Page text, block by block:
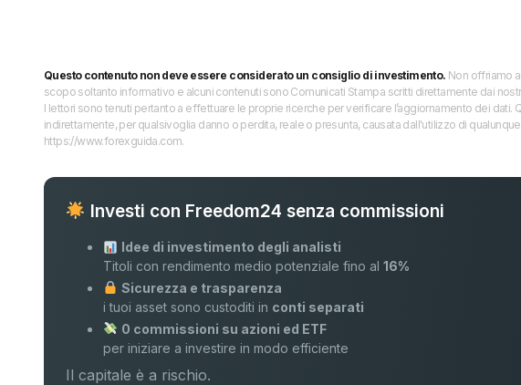
Questo contenuto non deve essere considerato un consiglio di investimento. Non offriamo
scopo soltanto informativo e alcuni contenuti sono Comunicati Stampa scritti direttamente dai
I lettori sono tenuti pertanto a effettuare le proprie ricerche per verificare l’aggiornamento dei
indirettamente, per qualsivoglia danno o perdita, reale o presunta, causata dall'utilizzo di
https://www.forexguida.com.
Investi con Freedom24 senza commissioni
Idee di investimento degli analisti
Titoli con rendimento medio potenziale fino al16%
Sicurezza e trasparenza
i tuoi asset sono custoditi in conti separati
0 commissioni su azioni ed ETF
per iniziare a investire in modo efficiente
Il capitale è a rischio.